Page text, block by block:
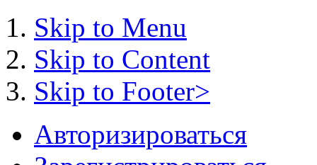
Skip to Menu
Skip to Content
Skip to Footer>
Авторизироваться